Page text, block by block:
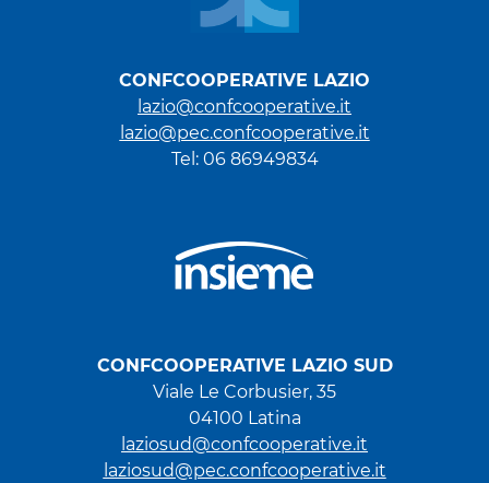
CONFCOOPERATIVE LAZIO
lazio@confcooperative.it
lazio@pec.confcooperative.it
Tel: 06 86949834
CONFCOOPERATIVE LAZIO SUD
Viale Le Corbusier, 35
04100 Latina
laziosud@confcooperative.it
laziosud@pec.confcooperative.it